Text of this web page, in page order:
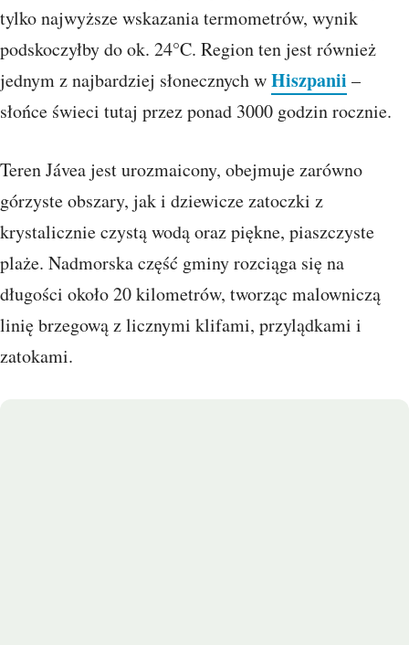
tylko najwyższe wskazania termometrów, wynik
podskoczyłby do ok. 24°C. Region ten jest również
jednym z najbardziej słonecznych wHiszpanii –
słońce świeci tutaj przez ponad 3000 godzin rocznie.
Teren Jávea jest urozmaicony, obejmuje zarówno
górzyste obszary, jak i dziewicze zatoczki z
krystalicznie czystą wodą oraz piękne, piaszczyste
plaże. Nadmorska część gminy rozciąga się na
długości około 20 kilometrów, tworząc malowniczą
linię brzegową z licznymi klifami, przylądkami i
zatokami.